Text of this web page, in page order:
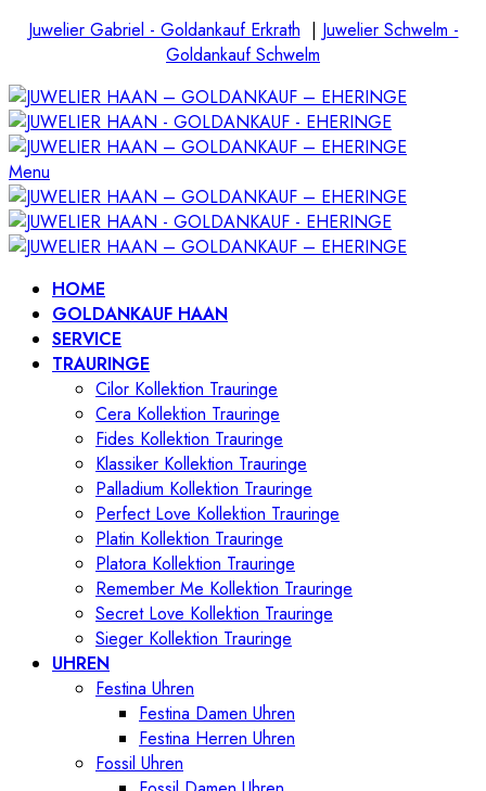
Juwelier Gabriel - Goldankauf Erkrath | Juwelier Schwelm -
Goldankauf Schwelm
Menu
HOME
GOLDANKAUF HAAN
SERVICE
TRAURINGE
Cilor Kollektion Trauringe
Cera Kollektion Trauringe
Fides Kollektion Trauringe
Klassiker Kollektion Trauringe
Palladium Kollektion Trauringe
Perfect Love Kollektion Trauringe
Platin Kollektion Trauringe
Platora Kollektion Trauringe
Remember Me Kollektion Trauringe
Secret Love Kollektion Trauringe
Sieger Kollektion Trauringe
UHREN
Festina Uhren
Festina Damen Uhren
Festina Herren Uhren
Fossil Uhren